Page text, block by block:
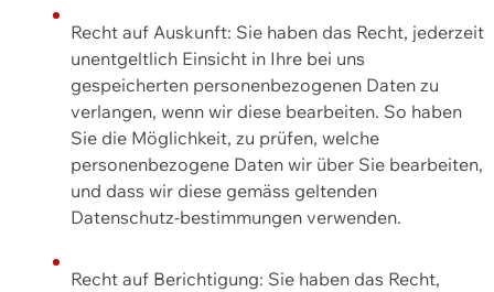
Recht auf Auskunft: Sie haben das Recht, jederzeit
unentgeltlich Einsicht in Ihre bei uns
gespeicherten personenbezogenen Daten zu
verlangen, wenn wir diese bearbeiten. So haben
Sie die Möglichkeit, zu prüfen, welche
personenbezogene Daten wir über Sie bearbeiten,
und dass wir diese gemäss geltenden
Datenschutz-bestimmungen verwenden.
Recht auf Berichtigung: Sie haben das Recht,